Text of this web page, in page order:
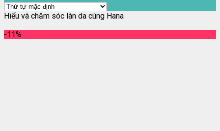
Hiểu và chăm sóc làn da cùng Hana
-11%